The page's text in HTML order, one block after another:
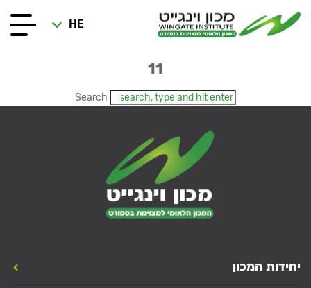
HE
11
Search
יחידות המכון